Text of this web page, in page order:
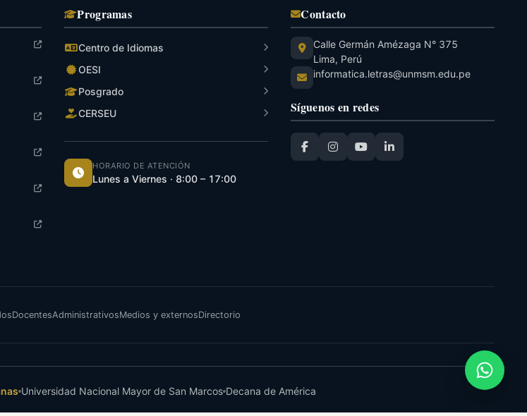
Programas
Centro de Idiomas
OESI
Posgrado
CERSEU
HORARIO DE ATENCIÓN
Lunes a Viernes · 8:00 – 17:00
Contacto
Calle Germán Amézaga N° 375
Lima, Perú
informatica.letras@unmsm.edu.pe
Síguenos en redes
DocentesAdministrativosMedios y externosDirectorio
Universidad Nacional Mayor de San Marcos Decana de América